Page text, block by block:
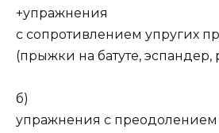
+упражнения
с сопротивлением упругих
(прыжки на батуте, эспандер,
б)
упражнения с преодолением